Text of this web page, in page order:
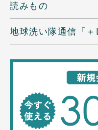
読みもの
地球洗い隊通信「＋